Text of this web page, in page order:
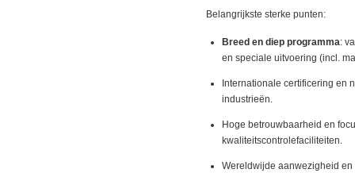
Belangrijkste sterke punten:
Breed en diep programma:
en speciale uitvoering (incl.
Internationale certificering en
industrieën.
Hoge betrouwbaarheid en
kwaliteitscontrolefaciliteiten.
Wereldwijde aanwezigheid